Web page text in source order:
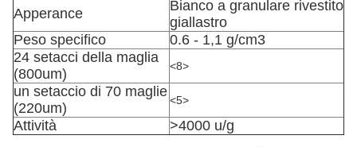
Apperance
Bianco a granulare rivestito
giallastro
Peso specifico
0.6 - 1,1 g/cm3
24 setacci della maglia
(800um)
<8>
un setaccio di 70 maglie
(220um)
<5>
Attività >4000 u/g